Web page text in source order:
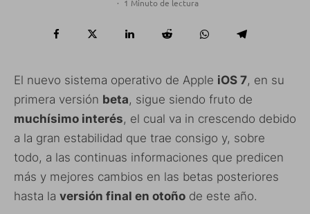
· 1 Minuto de lectura
El nuevo sistema operativo de Apple iOS 7, en su
primera versión beta, sigue siendo fruto de
muchísimo interés, el cual va in crescendo debido
a la gran estabilidad que trae consigo y, sobre
todo, a las continuas informaciones que predicen
más y mejores cambios en las betas posteriores
hasta la versión final en otoño de este año.